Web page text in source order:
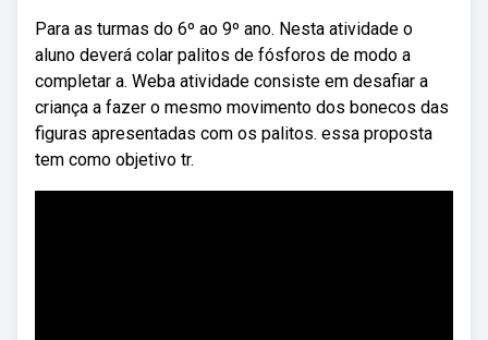
Para as turmas do 6º ao 9º ano. Nesta atividade o
aluno deverá colar palitos de fósforos de modo a
completar a. Weba atividade consiste em desafiar a
criança a fazer o mesmo movimento dos bonecos das
figuras apresentadas com os palitos. essa proposta
tem como objetivo tr.